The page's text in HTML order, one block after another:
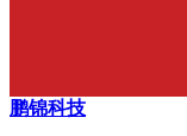
鹏锦科技